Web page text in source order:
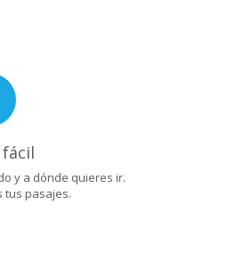
fácil
y a dónde quieres ir.
tus pasajes.